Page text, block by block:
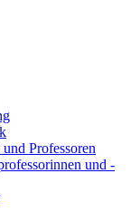
Professoren
und -